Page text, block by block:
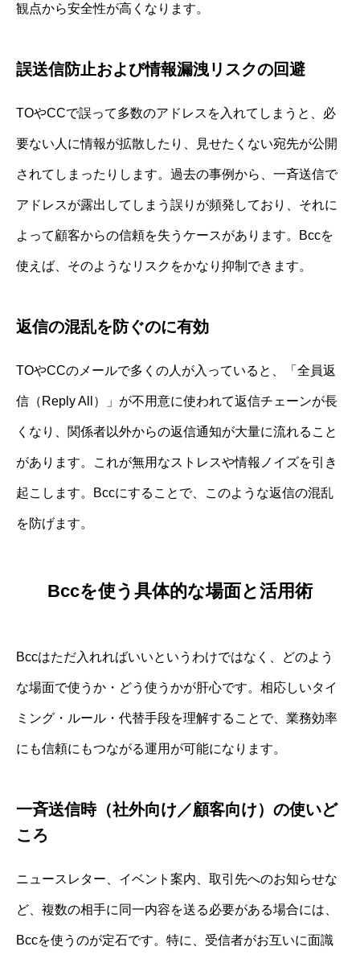
観点から安全性が高くなります。
誤送信防止および情報漏洩リスクの回避
TOやCCで誤って多数のアドレスを入れてしまうと、必
要ない人に情報が拡散したり、見せたくない宛先が公開
されてしまったりします。過去の事例から、一斉送信で
アドレスが露出してしまう誤りが頻発しており、それに
よって顧客からの信頼を失うケースがあります。Bccを
使えば、そのようなリスクをかなり抑制できます。
返信の混乱を防ぐのに有効
TOやCCのメールで多くの人が入っていると、「全員返
信（Reply All）」が不用意に使われて返信チェーンが長
くなり、関係者以外からの返信通知が大量に流れること
があります。これが無用なストレスや情報ノイズを引き
起こします。Bccにすることで、このような返信の混乱
を防げます。
Bccを使う具体的な場面と活用術
Bccはただ入れればいいというわけではなく、どのよう
な場面で使うか・どう使うかが肝心です。相応しいタイ
ミング・ルール・代替手段を理解することで、業務効率
にも信頼にもつながる運用が可能になります。
一斉送信時（社外向け／顧客向け）の使いど
ころ
ニュースレター、イベント案内、取引先へのお知らせな
ど、複数の相手に同一内容を送る必要がある場合には、
Bccを使うのが定石です。特に、受信者がお互いに面識